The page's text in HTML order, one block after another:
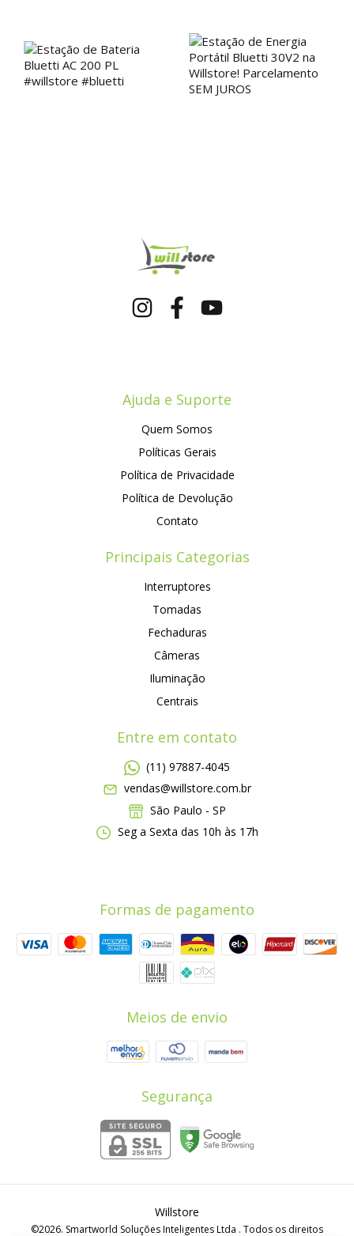
Ajuda e Suporte
Quem Somos
Políticas Gerais
Política de Privacidade
Política de Devolução
Contato
Principais Categorias
Interruptores
Tomadas
Fechaduras
Câmeras
Iluminação
Centrais
Entre em contato
(11) 97887-4045
vendas@willstore.com.br
São Paulo - SP
Seg a Sexta das 10h às 17h
Formas de pagamento
Meios de envio
Segurança
Willstore
©2026. Smartworld Soluções Inteligentes Ltda . Todos os direitos